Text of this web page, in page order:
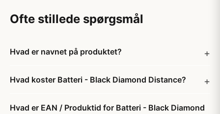
Ofte stillede spørgsmål
Hvad er navnet på produktet?
Hvad koster Batteri - Black Diamond Distance?
Hvad er EAN / Produktid for Batteri - Black Diamond